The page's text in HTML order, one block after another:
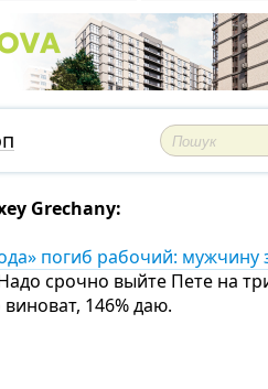
Grechany:
погиб рабочий: мужчину
срочно выйте Пете на
146% даю.